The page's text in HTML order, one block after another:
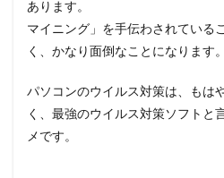
4.32
漫画村
pro
漫画シ
ティー
4.34
あります。
マイニング」を手伝わされている
く、かなり面倒なことになります。
パソコンのウイルス対策は、もは
く、最強のウイルス対策ソフトと
メです。